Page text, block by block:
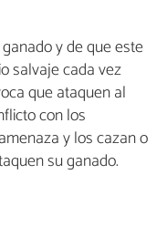
y de que este
salvaje cada vez
que ataquen al
con los
y los cazan o
su ganado.